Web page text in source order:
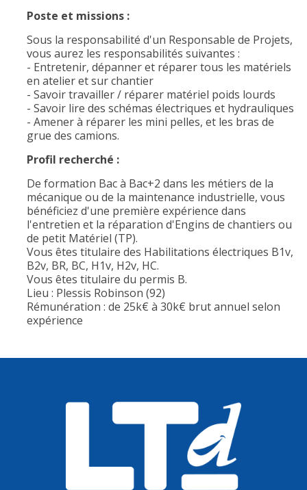
Poste et missions :
Sous la responsabilité d'un Responsable de Projets,
vous aurez les responsabilités suivantes :
- Entretenir, dépanner et réparer tous les matériels
en atelier et sur chantier
- Savoir travailler / réparer matériel poids lourds
- Savoir lire des schémas électriques et hydrauliques
- Amener à réparer les mini pelles, et les bras de
grue des camions.
Profil recherché :
De formation Bac à Bac+2 dans les métiers de la
mécanique ou de la maintenance industrielle, vous
bénéficiez d'une première expérience dans
l'entretien et la réparation d'Engins de chantiers ou
de petit Matériel (TP).
Vous êtes titulaire des Habilitations électriques B1v,
B2v, BR, BC, H1v, H2v, HC.
Vous êtes titulaire du permis B.
Lieu : Plessis Robinson (92)
Rémunération : de 25k€ à 30k€ brut annuel selon
expérience